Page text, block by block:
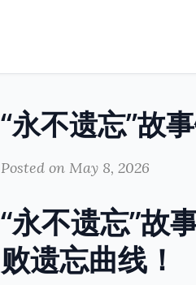
Posted on May 8, 2026
“永不遗忘”故
败遗忘曲线！